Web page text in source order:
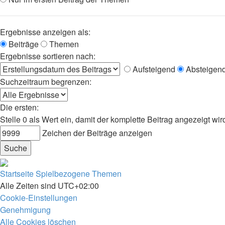
Ergebnisse anzeigen als:
Beiträge
Themen
Ergebnisse sortieren nach:
Aufsteigend
Suchzeitraum begrenzen:
Die ersten:
Stelle 0 als Wert ein, damit der komplette Beitrag angezeigt
Zeichen der Beiträge anzeigen
StartseiteSpielbezogene Themen
Alle Zeiten sind UTC+02:00
Cookie-Einstellungen
Genehmigung
Alle Cookies löschen